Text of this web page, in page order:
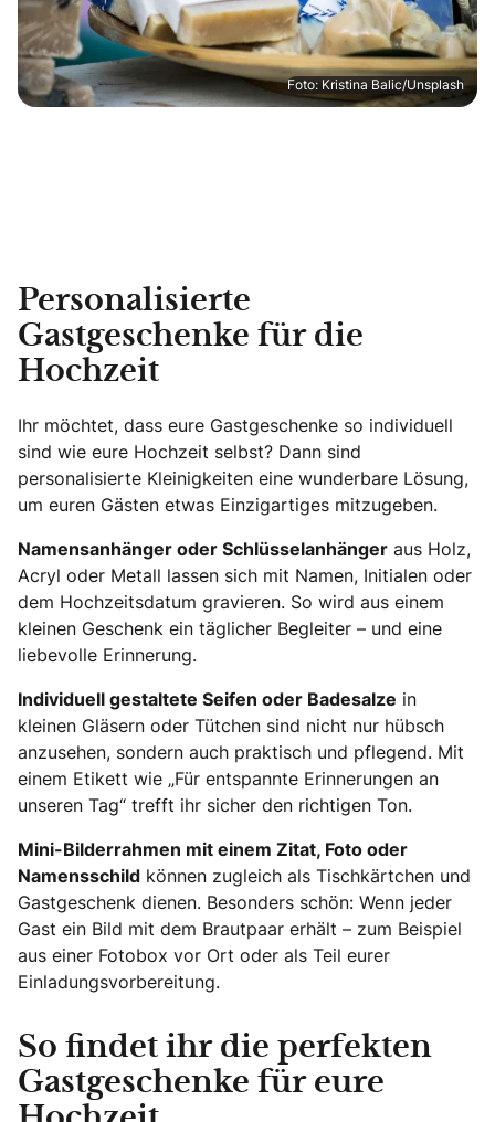
Foto: Kristina Balic/Unsplash
Personalisierte
Gastgeschenke für die
Hochzeit
Ihr möchtet, dass eure Gastgeschenke so individuell
sind wie eure Hochzeit selbst? Dann sind
personalisierte Kleinigkeiten eine wunderbare Lösung,
um euren Gästen etwas Einzigartiges mitzugeben.
Namensanhänger oder Schlüsselanhänger aus Holz,
Acryl oder Metall lassen sich mit Namen, Initialen oder
dem Hochzeitsdatum gravieren. So wird aus einem
kleinen Geschenk ein täglicher Begleiter – und eine
liebevolle Erinnerung.
Individuell gestaltete Seifen oder Badesalze in
kleinen Gläsern oder Tütchen sind nicht nur hübsch
anzusehen, sondern auch praktisch und pflegend. Mit
einem Etikett wie „Für entspannte Erinnerungen an
unseren Tag“ trefft ihr sicher den richtigen Ton.
Mini-Bilderrahmen mit einem Zitat, Foto oder
Namensschild können zugleich als Tischkärtchen und
Gastgeschenk dienen. Besonders schön: Wenn jeder
Gast ein Bild mit dem Brautpaar erhält – zum Beispiel
aus einer Fotobox vor Ort oder als Teil eurer
Einladungsvorbereitung.
So findet ihr die perfekten
Gastgeschenke für eure